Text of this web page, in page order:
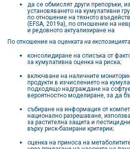
да се обмислят други препоръки,
установяването на кумулативни
по отношение на тяхното
(EFSA, 2019a), по отношение на
и редовното актуализиране на
По отношение на оценката на експозицията
консолидиране на списъка от
за кумулативна оценка на риска;
включване на наличните
продукти в изчислението на
подходящо надграждане на
вероятностно моделиране, за да
събиране на информация от
национално разрешаване,
за растителна защита и
върху риск-базирани критерии;
оценка на приноса на